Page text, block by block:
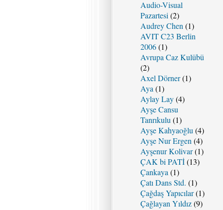
Audio-Visual
Pazartesi (2)
Audrey Chen (1)
AVIT C23 Berlin
2006(1)
Avrupa Caz Kulübü
(2)
Axel Dörner(1)
Aya (1)
Aylay Lay(4)
Ayşe Cansu
Tanrıkulu (1)
Ayşe Kahyaoğlu (4)
Ayşe Nur Ergen (4)
Ayşenur Kolivar(1)
ÇAK bi PATİ(13)
Çankaya (1)
Çatı Dans Std. (1)
Çağdaş Yapıcılar(1)
Çağlayan Yıldız(9)